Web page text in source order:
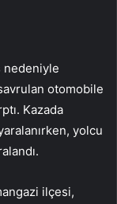
nedeniyle
otomobile
Kazada
yolcu
ilçesi,